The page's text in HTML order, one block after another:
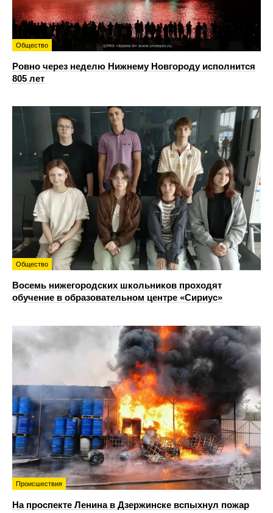
Общество
Ровно через неделю Нижнему Новгороду исполнится
805 лет
Общество
Восемь нижегородских школьников проходят
обучение в образовательном центре «Сириус»
Происшествия
На проспекте Ленина в Дзержинске вспыхнул пожар